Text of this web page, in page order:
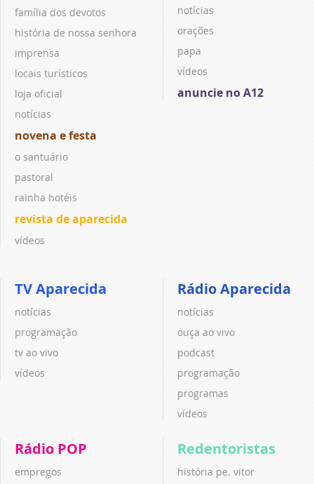
família dos devotos
história de nossa senhora
imprensa
locais turísticos
loja oficial
notícias
novena e festa
o santuário
pastoral
rainha hotéis
revista de aparecida
vídeos
notícias
orações
papa
vídeos
anuncie no A12
TV Aparecida
notícias
programação
tv ao vivo
vídeos
Rádio Aparecida
notícias
ouça ao vivo
podcast
programação
programas
vídeos
Rádio POP
empregos
Redentoristas
história pe. vitor